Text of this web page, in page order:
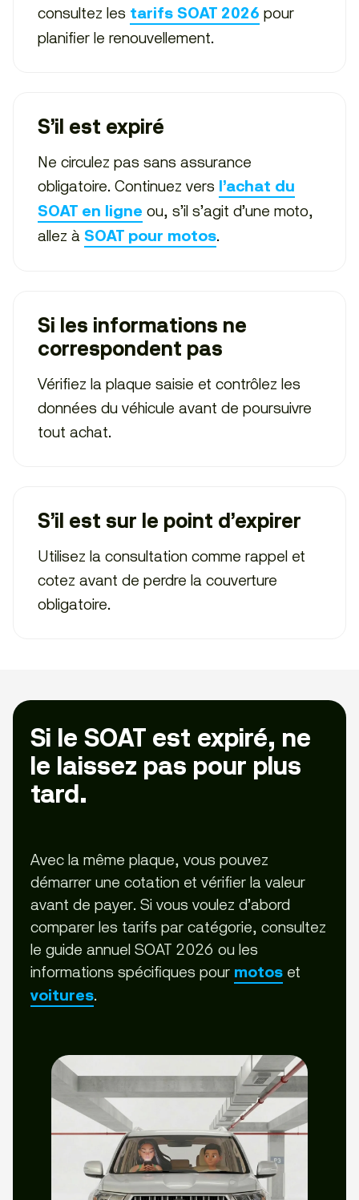
consultez les tarifs SOAT 2026 pour
planifier le renouvellement.
S’il est expiré
Ne circulez pas sans assurance
obligatoire. Continuez vers l’achat du
SOAT en ligne ou, s’il s’agit d’une moto,
allez à SOAT pour motos.
Si les informations ne
correspondent pas
Vérifiez la plaque saisie et contrôlez les
données du véhicule avant de poursuivre
tout achat.
S’il est sur le point d’expirer
Utilisez la consultation comme rappel et
cotez avant de perdre la couverture
obligatoire.
Si le SOAT est expiré, ne
le laissez pas pour plus
tard.
Avec la même plaque, vous pouvez
démarrer une cotation et vérifier la valeur
avant de payer. Si vous voulez d’abord
comparer les tarifs par catégorie, consultez
le guide annuel SOAT 2026 ou les
informations spécifiques pour motos et
voitures.